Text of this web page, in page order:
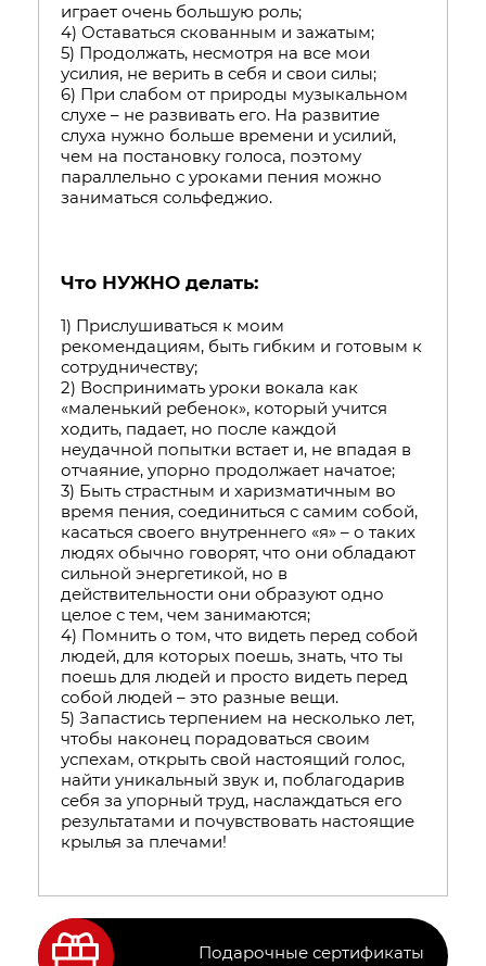
играет очень большую роль;
4) Оставаться скованным и зажатым;
5) Продолжать, несмотря на все мои
усилия, не верить в себя и свои силы;
6) При слабом от природы музыкальном
слухе – не развивать его. На развитие
слуха нужно больше времени и усилий,
чем на постановку голоса, поэтому
параллельно с уроками пения можно
заниматься сольфеджио.
Что НУЖНО делать:
1) Прислушиваться к моим
рекомендациям, быть гибким и готовым к
сотрудничеству;
2) Воспринимать уроки вокала как
«маленький ребенок», который учится
ходить, падает, но после каждой
неудачной попытки встает и, не впадая в
отчаяние, упорно продолжает начатое;
3) Быть страстным и харизматичным во
время пения, соединиться с самим собой,
касаться своего внутреннего «я» – о таких
людях обычно говорят, что они обладают
сильной энергетикой, но в
действительности они образуют одно
целое с тем, чем занимаются;
4) Помнить о том, что видеть перед собой
людей, для которых поешь, знать, что ты
поешь для людей и просто видеть перед
собой людей – это разные вещи.
5) Запастись терпением на несколько лет,
чтобы наконец порадоваться своим
успехам, открыть свой настоящий голос,
найти уникальный звук и, поблагодарив
себя за упорный труд, наслаждаться его
результатами и почувствовать настоящие
крылья за плечами!
Подарочные сертификаты